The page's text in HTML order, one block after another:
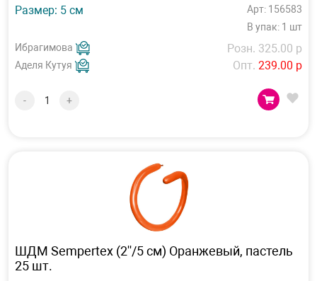
Размер: 5 см
Арт: 156583
В упак: 1 шт
Ибрагимова
Аделя Кутуя
Розн. 325.00 р
Опт. 239.00 р
- +
ШДМ Sempertex (2''/5 см) Оранжевый, пастель
25 шт.